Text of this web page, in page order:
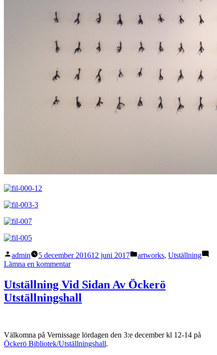
Publicerat
av
admin 5 december 201612 juni 2017
Publicerat
artworks, Utställning
Lämna en kommentartill
Sidan
Av
–
Utställning Vid Sidan Av Öckerö
Utställningshall
Välkomna på Vernissage lördagen den 3:e december kl 12-14 på
Öckerö Bibliotek/Utställningshall.